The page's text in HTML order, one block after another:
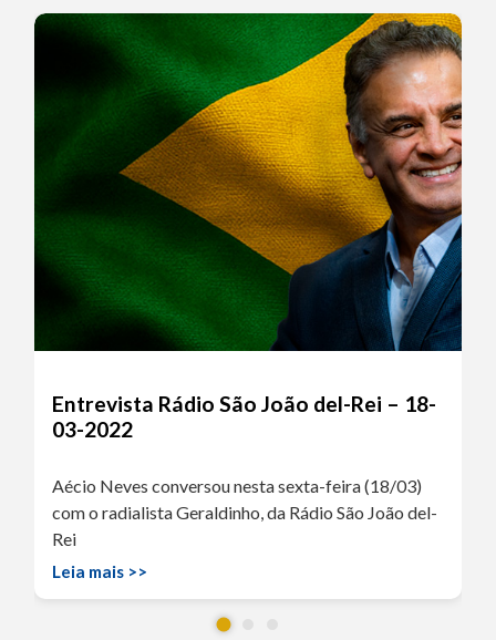
Entrevista Rádio São João del-Rei – 18-
03-2022
Aécio Neves conversou nesta sexta-feira (18/03)
com o radialista Geraldinho, da Rádio São João del-
Rei
Leia mais >>